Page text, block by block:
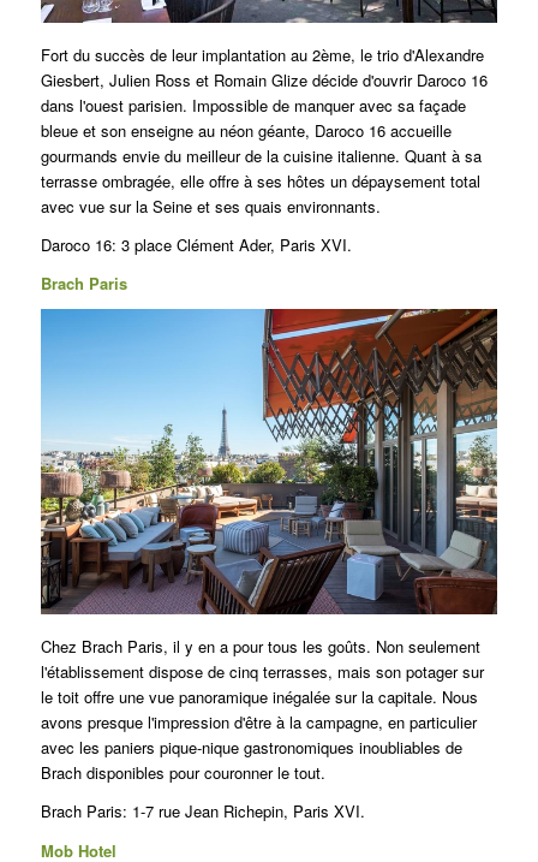
Fort du succès de leur implantation au 2ème, le trio d'Alexandre
Giesbert, Julien Ross et Romain Glize décide d'ouvrir Daroco 16
dans l'ouest parisien. Impossible de manquer avec sa façade
bleue et son enseigne au néon géante, Daroco 16 accueille
gourmands envie du meilleur de la cuisine italienne. Quant à sa
terrasse ombragée, elle offre à ses hôtes un dépaysement total
avec vue sur la Seine et ses quais environnants.
Daroco 16: 3 place Clément Ader, Paris XVI.
Brach Paris
Chez Brach Paris, il y en a pour tous les goûts. Non seulement
l'établissement dispose de cinq terrasses, mais son potager sur
le toit offre une vue panoramique inégalée sur la capitale. Nous
avons presque l'impression d'être à la campagne, en particulier
avec les paniers pique-nique gastronomiques inoubliables de
Brach disponibles pour couronner le tout.
Brach Paris: 1-7 rue Jean Richepin, Paris XVI.
Mob Hotel